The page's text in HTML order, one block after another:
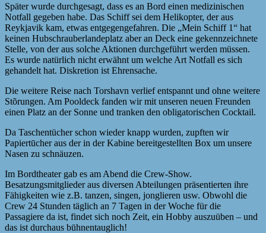
Später wurde durchgesagt, dass es an Bord einen medizinischen
Notfall gegeben habe. Das Schiff sei dem Helikopter, der aus
Reykjavik kam, etwas entgegengefahren. Die „Mein Schiff 1“ hat
keinen Hubschrauberlandeplatz aber an Deck eine gekennzeichnete
Stelle, von der aus solche Aktionen durchgeführt werden müssen.
Es wurde natürlich nicht erwähnt um welche Art Notfall es sich
gehandelt hat. Diskretion ist Ehrensache.
Die weitere Reise nach Torshavn verlief entspannt und ohne weitere
Stõrungen. Am Pooldeck fanden wir mit unseren neuen Freunden
einen Platz an der Sonne und tranken den obligatorischen Cocktail.
Da Taschentücher schon wieder knapp wurden, zupften wir
Papiertūcher aus der in der Kabine bereitgestellten Box um unsere
Nasen zu schnäuzen.
Im Bordtheater gab es am Abend die Crew-Show.
Besatzungsmitglieder aus diversen Abteilungen präsentierten ihre
Fähigkeiten wie z.B. tanzen, singen, jonglieren usw. Obwohl die
Crew 24 Stunden täglich an 7 Tagen in der Woche für die
Passagiere da ist, findet sich noch Zeit, ein Hobby auszuüben – und
das ist durchaus būhnentauglich!